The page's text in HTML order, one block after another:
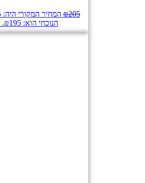
₪205 המחיר המקורי היה: ₪205.
הנוכחי הוא: ₪195.